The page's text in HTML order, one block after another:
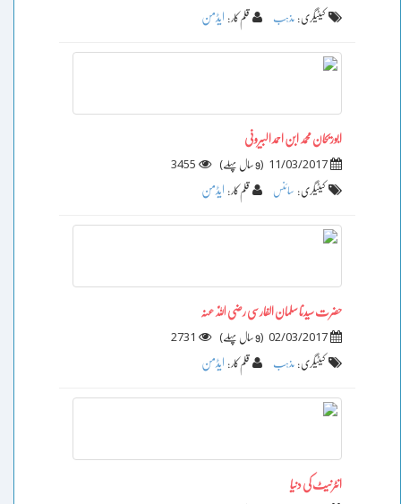
کیٹیگری : مذہب قلم کار : ایڈمن
ابوریحان محمد ابن احمد البیرونی
11/03/2017
(9 سال پہلے )
3455
کیٹیگری : سائنس قلم کار : ایڈمن
حضرت سیدنا سلمان الفارسی رضی اللّٰہ عنہ
02/03/2017
(9 سال پہلے )
2731
کیٹیگری : مذہب قلم کار : ایڈمن
انٹرنیٹ کی دنیا